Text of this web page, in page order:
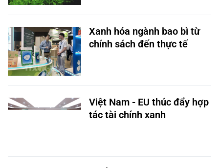
Xanh hóa ngành bao bì từ
chính sách đến thực tế
Việt Nam - EU thúc đẩy hợp
tác tài chính xanh